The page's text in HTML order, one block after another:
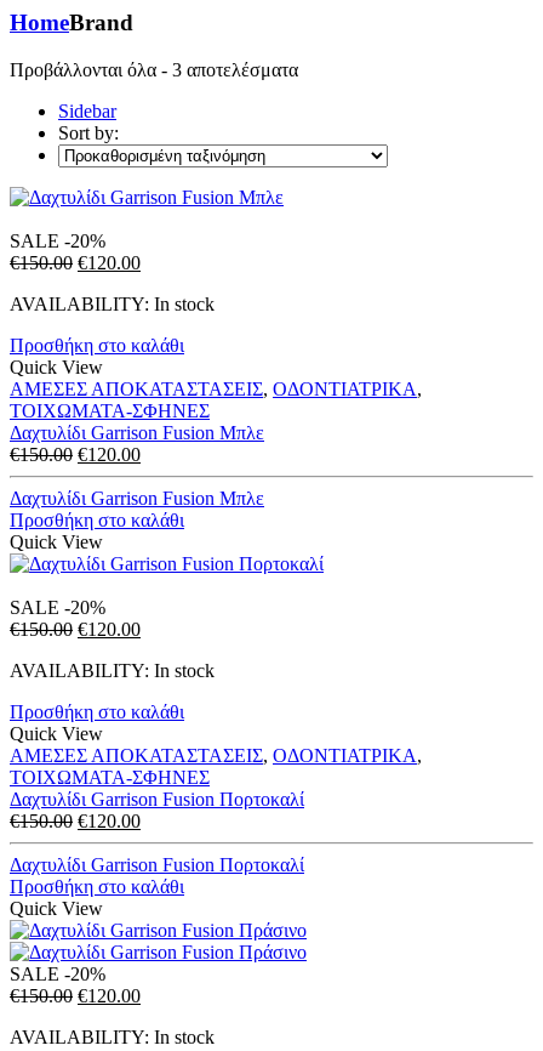
HomeBrand
Προβάλλονται όλα - 3 αποτελέσματα
Sidebar
Sort by:
SALE -20%
€150.00 Original
was:
€120.00Η
τιμή
€120.00.
AVAILABILITY: In stock
Προσθήκη στο καλάθι
Quick View
ΑΜΕΣΕΣ ΑΠΟΚΑΤΑΣΤΑΣΕΙΣ, ΟΔΟΝΤΙΑΤΡΙΚΑ,
ΤΟΙΧΩΜΑΤΑ-ΣΦΗΝΕΣ
Δαχτυλίδι Garrison Fusion Mπλε
€150.00 Original
price
was:
€150.00.
€120.00Η
τρέχουσα
τιμή
είναι:
Δαχτυλίδι Garrison Fusion Mπλε
Προσθήκη στο καλάθι
Quick View
SALE -20%
€150.00 Original
was:
€120.00Η
τιμή
€120.00.
AVAILABILITY: In stock
Προσθήκη στο καλάθι
Quick View
ΑΜΕΣΕΣ ΑΠΟΚΑΤΑΣΤΑΣΕΙΣ, ΟΔΟΝΤΙΑΤΡΙΚΑ,
ΤΟΙΧΩΜΑΤΑ-ΣΦΗΝΕΣ
Δαχτυλίδι Garrison Fusion Πορτοκαλί
€150.00 Original
price
was:
€150.00.
€120.00Η
τρέχουσα
τιμή
είναι:
Δαχτυλίδι Garrison Fusion Πορτοκαλί
Προσθήκη στο καλάθι
Quick View
SALE -20%
€150.00 Original
was:
€120.00Η
τιμή
AVAILABILITY: In stock